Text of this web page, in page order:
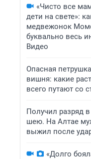
«Чисто все
дети на свете»:
медвежонок
буквально весь
Видео
Опасная
вишня: какие
всего путают со
Получил разряд
шею. На Алтае
выжил после
«Долго